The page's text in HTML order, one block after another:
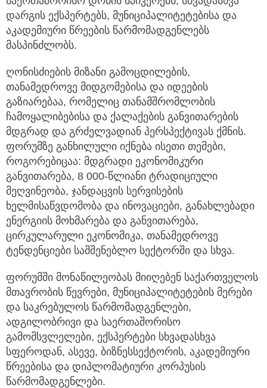
დარგის ექსპერტებს, მუნიციპალიტეტებისა და
აკადემიური წრეების წარმომადგენლებს
მასპინძლობს.
ღონისძიების მიზანი გამოცდილების,
თანამედროვე მიდგომებისა და იდეების
გაზიარებაა, რომელიც თანამშრომლობის
ჩამოყალიბებისა და ქალაქების განვითარების
მდგრად და გრძელვადიან პერსპექტივას ქმნის.
ფორუმზე განხილული იქნება ისეთი თემები,
როგორებიცაა: მდგრადი ეკონომიკური
განვითარება, 8 000-წლიანი ტრადიციული
მეღვინეობა, ჯანდაცვის სერვისების
ხელმისაწვდომობა და ინოვაციები, განახლებადი
ენერგიის მოხმარება და განვითარება,
ცირკულარული ეკონომიკა, თანამედროვე
ტენდენციები სამშენებლო სექტორში და სხვა.
ფორუმში მონაწილეობას მიიღებენ საქართველოს
მთავრობის წევრები, მუნიციპალიტეტების მერები
და საკრებულოს წარმომადგენლები,
ადგილობრივი და საერთაშორისო
გამომსვლელები, ექსპერტები სხვადასხვა
სფეროდან, ასევე, ბიზნესსექტორის, აკადემიური
წრეებისა და დიპლომატიური კორპუსის
წარმომადგენლები.